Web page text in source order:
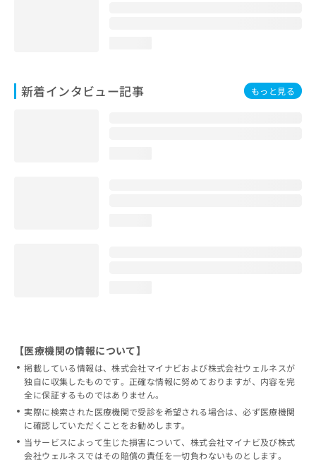
新着インタビュー記事 もっと見る
【医療機関の情報について】
掲載している情報は、株式会社マイナビおよび株式会社ウェルネスが
独自に収集したものです。正確な情報に努めておりますが、内容を完
全に保証するものではありません。
実際に検索された医療機関で受診を希望される場合は、必ず医療機関
に確認していただくことをお勧めします。
当サービスによって生じた損害について、株式会社マイナビ及び株式
会社ウェルネスではその賠償の責任を一切負わないものとします。